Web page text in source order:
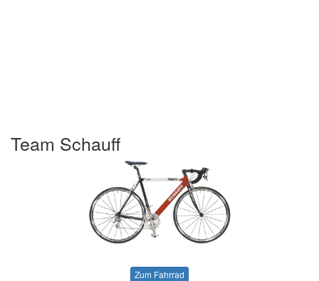
Team Schauff
Zum Fahrrad